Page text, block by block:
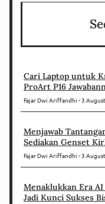
Cari Laptop untuk
ProArt P16
Fajar Dwi Ariffandhi 3
Menjawab
Sediakan Genset
Fajar Dwi Ariffandhi 3
Menaklukkan Era AI
Jadi Kunci Sukses